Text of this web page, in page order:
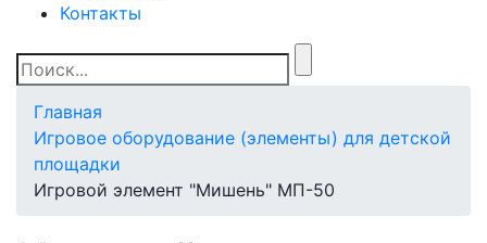
Контакты
Главная
Игровое оборудование (элементы) для детской
площадки
Игровой элемент "Мишень" МП-50